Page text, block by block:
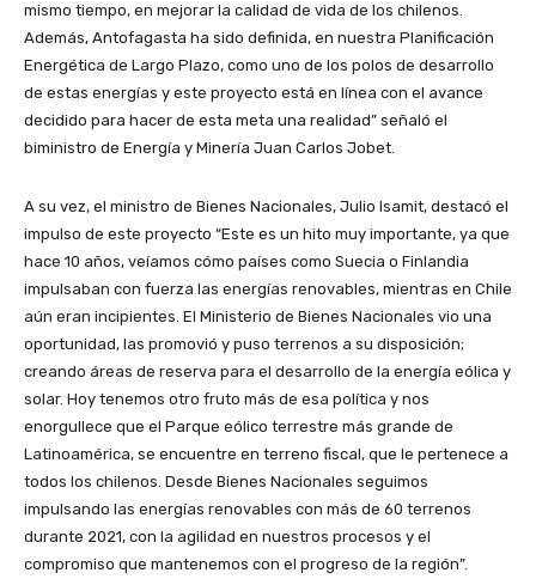
mismo tiempo, en mejorar la calidad de vida de los chilenos.
Además, Antofagasta ha sido definida, en nuestra Planificación
Energética de Largo Plazo, como uno de los polos de desarrollo
de estas energías y este proyecto está en línea con el avance
decidido para hacer de esta meta una realidad” señaló el
biministro de Energía y Minería Juan Carlos Jobet.
A su vez, el ministro de Bienes Nacionales, Julio Isamit, destacó el
impulso de este proyecto “Este es un hito muy importante, ya que
hace 10 años, veíamos cómo países como Suecia o Finlandia
impulsaban con fuerza las energías renovables, mientras en Chile
aún eran incipientes. El Ministerio de Bienes Nacionales vio una
oportunidad, las promovió y puso terrenos a su disposición;
creando áreas de reserva para el desarrollo de la energía eólica y
solar. Hoy tenemos otro fruto más de esa política y nos
enorgullece que el Parque eólico terrestre más grande de
Latinoamérica, se encuentre en terreno fiscal, que le pertenece a
todos los chilenos. Desde Bienes Nacionales seguimos
impulsando las energías renovables con más de 60 terrenos
durante 2021, con la agilidad en nuestros procesos y el
compromiso que mantenemos con el progreso de la región”.